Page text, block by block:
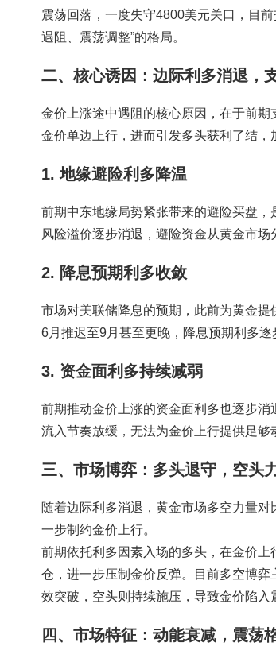
震荡回落，一度失守4800美元关口，目
遇阻、震荡调整”的格局。
二、核心诱因：边际利多消退，
金价上涨途中遇阻的核心原因，在于前
金价单边上行，进而引发多头获利了结，
1. 地缘避险利多降温
前期中东地缘局势紧张带来的避险买盘
风险溢价逐步消退，避险资金从黄金市
2. 降息预期利多收敛
市场对美联储降息的预期，此前为黄金
6月推迟至9月甚至更晚，降息预期利多
3. 资金面利多持续减弱
前期推动金价上涨的资金面利多也逐步
流入节奏放缓，无法为金价上行提供足够
三、市场博弈：多头退守，空头
随着边际利多消退，黄金市场多空力量
一步制约金价上行。
前期依托利多因素入场的多头，在金价
仓，进一步压制金价反弹。目前多空博
效突破，空头则持续施压，导致金价陷入
四、市场特征：动能衰减，震荡